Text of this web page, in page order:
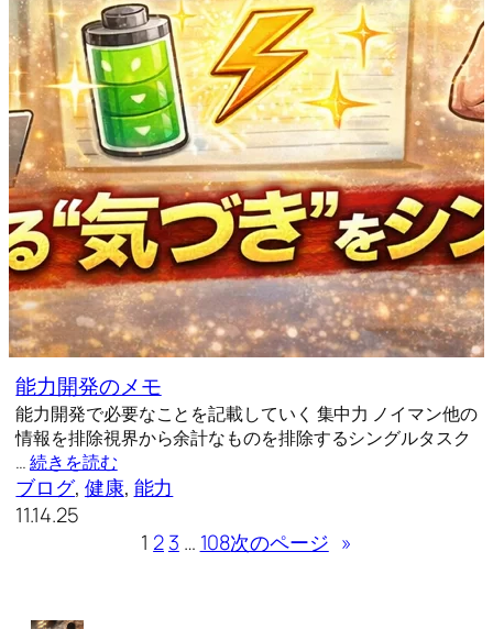
能力開発のメモ
能力開発で必要なことを記載していく 集中力 ノイマン他の
情報を排除視界から余計なものを排除するシングルタスク
…続きを読む
ブログ, 健康, 能力
11.14.25
1 23 … 108次のページ »